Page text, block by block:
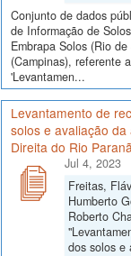
Conjunto de dados
de Informação de
Embrapa Solos (Rio
(Campinas), referente
'Levantamen...
Levantamento de
solos e avaliação
Direita do Rio
Jul 4, 2023
Freitas,
Humberto
Roberto
dos solos e